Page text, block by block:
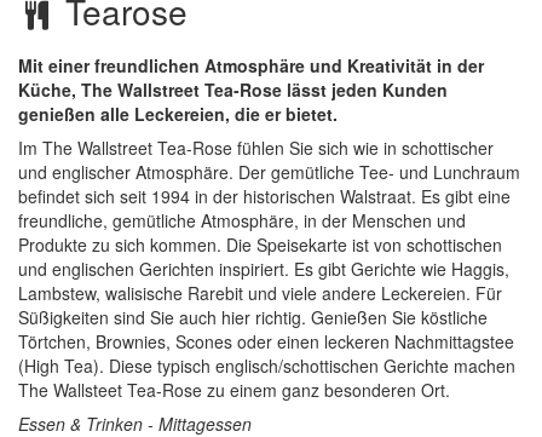
Tearose
Mit einer freundlichen Atmosphäre und Kreativität in der
Küche, The Wallstreet Tea-Rose lässt jeden Kunden
genießen alle Leckereien, die er bietet.
Im The Wallstreet Tea-Rose fühlen Sie sich wie in schottischer
und englischer Atmosphäre. Der gemütliche Tee- und Lunchraum
befindet sich seit 1994 in der historischen Walstraat. Es gibt eine
freundliche, gemütliche Atmosphäre, in der Menschen und
Produkte zu sich kommen. Die Speisekarte ist von schottischen
und englischen Gerichten inspiriert. Es gibt Gerichte wie Haggis,
Lambstew, walisische Rarebit und viele andere Leckereien. Für
Süßigkeiten sind Sie auch hier richtig. Genießen Sie köstliche
Törtchen, Brownies, Scones oder einen leckeren Nachmittagstee
(High Tea). Diese typisch englisch/schottischen Gerichte machen
The Wallsteet Tea-Rose zu einem ganz besonderen Ort.
Essen & Trinken - Mittagessen